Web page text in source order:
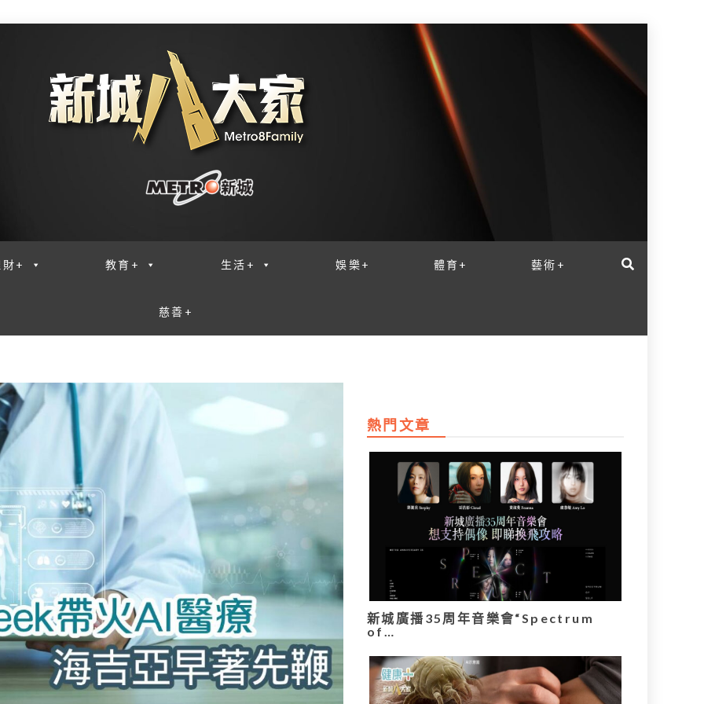
財+ 教育+ 生活+ 娛樂+ 體育+ 藝術+
慈善+
熱門文章
新城廣播35周年音樂會“Spectrum
of…